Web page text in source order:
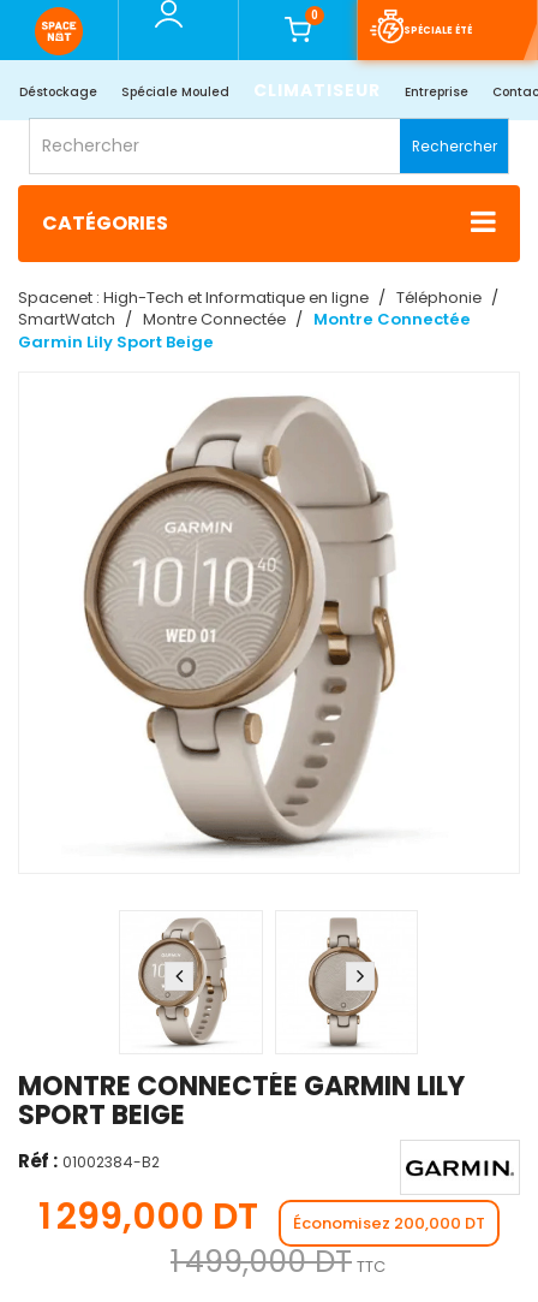
0
SPÉCIALE ÉTÉ
Déstockage Spéciale Mouled CLIMATISEUR Entreprise
Rechercher
CATÉGORIES
Spacenet : High-Tech et Informatique en ligne
Téléphonie
SmartWatch
Montre Connectée
Montre Connectée
Garmin Lily Sport Beige
MONTRE CONNECTÉE GARMIN LILY
SPORT BEIGE
Réf : 01002384-B2
1 299,000 DT Économisez 200,000 DT
1 499,000 DT TTC